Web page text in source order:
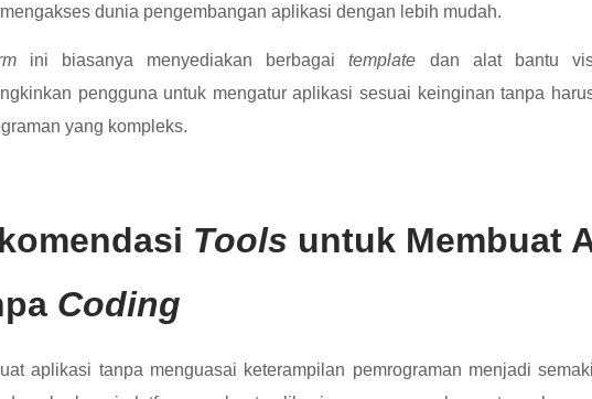
dunia pengembangan aplikasi dengan lebih mudah.
ini biasanya menyediakan berbagaitemplate dan alat bantu
pengguna untuk mengatur aplikasi sesuai keinginan tanpa
yang kompleks.
Tools untuk Membuat
Coding
aplikasi tanpa menguasai keterampilan pemrograman menjadi